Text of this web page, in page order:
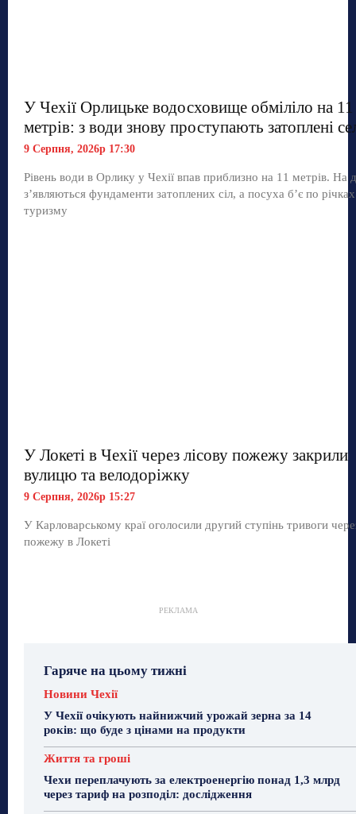
У Чехії Орлицьке водосховище обміліло на 11
метрів: з води знову проступають затоплені
9 Серпня, 2026р 17:30
Рівень води в Орлику у Чехії впав приблизно на 11 метрів. На
з’являються фундаменти затоплених сіл, а посуха б’є по річках
туризму
У Локеті в Чехії через лісову пожежу закрили
вулицю та велодоріжку
9 Серпня, 2026р 15:27
У Карловарському краї оголосили другий ступінь тривоги
пожежу в Локеті
РЕКЛАМА
Гаряче на цьому тижні
Новини Чехії
У Чехії очікують найнижчий урожай зерна за 14
років: що буде з цінами на продукти
Життя та гроші
Чехи переплачують за електроенергію понад 1,3 млрд
через тариф на розподіл: дослідження